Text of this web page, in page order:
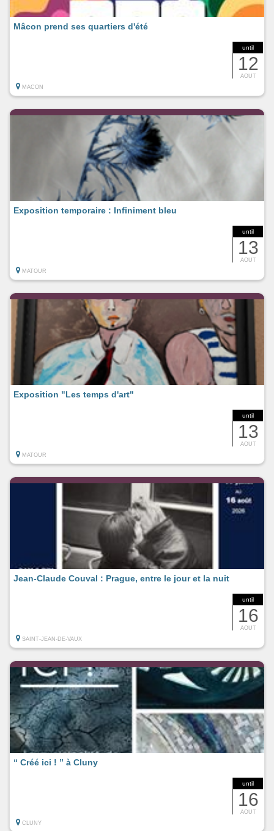
until
12
AOUT
Mâcon prend ses quartiers d'été
MACON
until
13
AOUT
Exposition temporaire : Infiniment bleu
MATOUR
until
13
AOUT
Exposition "Les temps d'art"
MATOUR
until
16
AOUT
Jean-Claude Couval : Prague, entre le jour et la nuit
SAINT-JEAN-DE-VAUX
until
16
AOUT
“ Créé ici ! ” à Cluny
CLUNY